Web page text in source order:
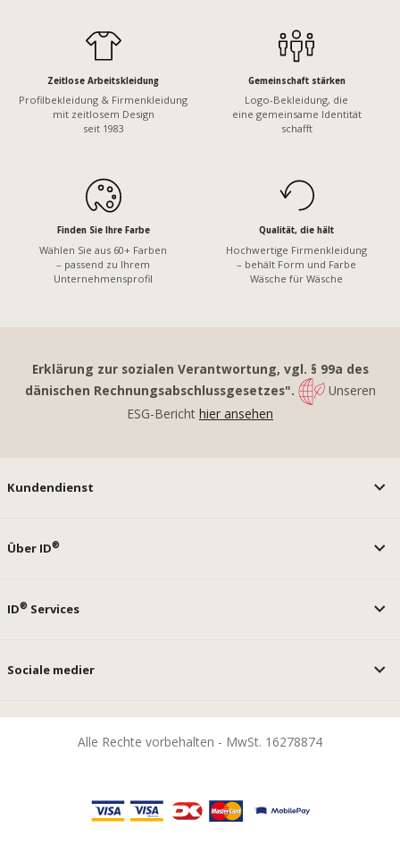
Zeitlose Arbeitskleidung
Profilbekleidung & Firmenkleidung
mit zeitlosem Design
seit 1983
Gemeinschaft stärken
Logo-Bekleidung, die
eine gemeinsame Identität
schafft
Finden Sie Ihre Farbe
Wählen Sie aus 60+ Farben
– passend zu Ihrem
Unternehmensprofil
Qualität, die hält
Hochwertige Firmenkleidung
– behält Form und Farbe
Wäsche für Wäsche
Erklärung zur sozialen Verantwortung, vgl. § 99a des
dänischen Rechnungsabschlussgesetzes".
Unseren
ESG-Bericht hier ansehen
Kundendienst
Über ID®
ID® Services
Sociale medier
Alle Rechte vorbehalten - MwSt. 16278874